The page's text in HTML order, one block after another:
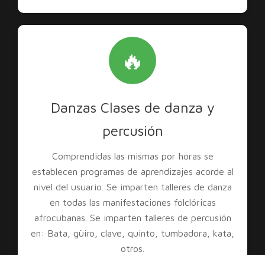
🔥
Danzas Clases de danza y
percusión
Comprendidas las mismas por horas se
establecen programas de aprendizajes acorde al
nivel del usuario. Se imparten talleres de danza
en todas las manifestaciones folclóricas
afrocubanas. Se imparten talleres de percusión
en: Bata, güiro, clave, quinto, tumbadora, kata,
otros.